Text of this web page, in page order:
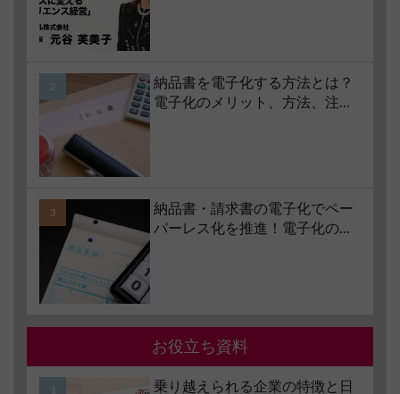
納品書を電子化する方法とは？
電子化のメリット、方法、注意
納品書・請求書の電子化でペー
パーレス化を推進！電子化の要
お役立ち資料
乗り越えられる企業の特徴と日